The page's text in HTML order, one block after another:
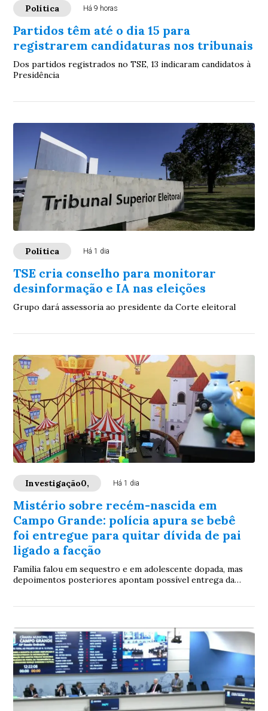
Política Há 9 horas
Partidos têm até o dia 15 para
registrarem candidaturas nos tribunais
Dos partidos registrados no TSE, 13 indicaram candidatos à
Presidência
Política Há 1 dia
TSE cria conselho para monitorar
desinformação e IA nas eleições
Grupo dará assessoria ao presidente da Corte eleitoral
Investigação0, Há 1 dia
Mistério sobre recém-nascida em
Campo Grande: polícia apura se bebê
foi entregue para quitar dívida de pai
ligado a facção
Família falou em sequestro e em adolescente dopada, mas
depoimentos posteriores apontam possível entrega da